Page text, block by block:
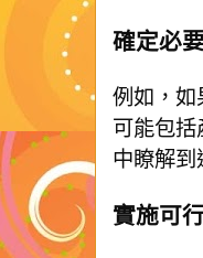
確定必
例如，如
可能包括
中瞭解到
實施可